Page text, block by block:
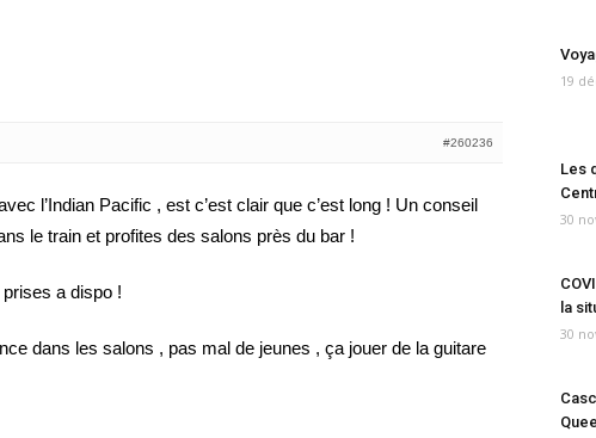
#260236
l’Indian Pacific , est c’est clair que c’est long ! Un conseil
le train et profites des salons près du bar !
a dispo !
dans les salons , pas mal de jeunes , ça jouer de la guitare
19
Les
30
la
30